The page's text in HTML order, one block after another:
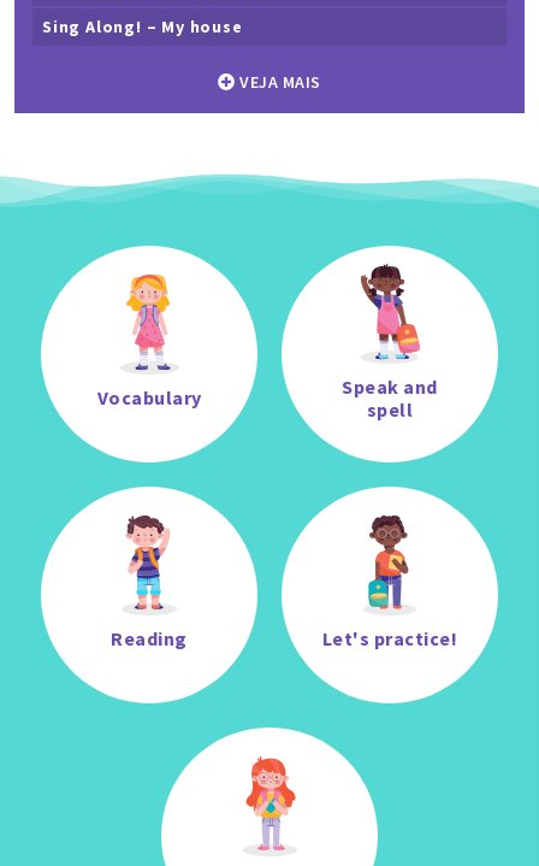
Sing Along! – My house
VEJA MAIS
Vocabulary
Speak and
spell
Reading Let's practice!